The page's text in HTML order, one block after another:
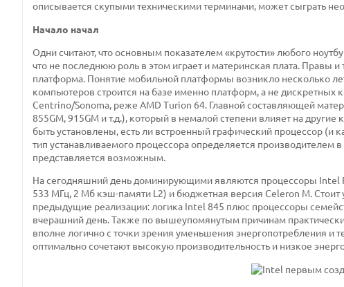
описывается скупыми техническими терминами, может сыграть
Начало начал
Одни считают, что основным показателем «крутости» любого
что не последнюю роль в этом играет и материнская плата. Правы
платформа. Понятие мобильной платформы возникло несколько
компьютеров строится на базе именно платформ, а не дискретных
Centrino/Sonoma, реже AMD Turion 64. Главной составляющей
855GM, 915GM и т.д.), который в немалой степени влияет на
быть установлены, есть ли встроенный графический процессор (и
тип устанавливаемого процессора определяется производителем
представляется возможным.
На сегодняшний день доминирующими являются процессоры Intel
533 МГц, 2 Мб кэш-памяти L2) и бюджетная версия Celeron M. Стоит
предыдущие реализации: логика Intel 845 плюс процессоры
вчерашний день. Также по вышеупомянутым причинам
вполне логично с точки зрения уменьшения энергопотребления
оптимально сочетают высокую производительность и низкое